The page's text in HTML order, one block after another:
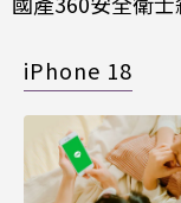
iPhone 18